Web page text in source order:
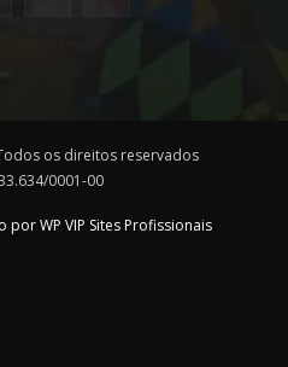
os direitos reservados
0001-00
WP VIP Sites Profissionais